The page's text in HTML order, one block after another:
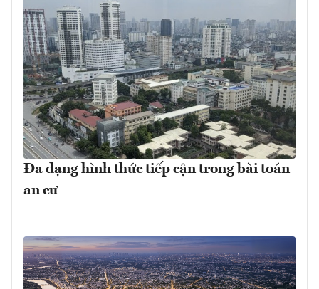
Đa dạng hình thức tiếp cận trong bài toán
an cư